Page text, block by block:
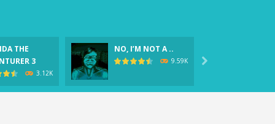
THE
3
3.12K
NO, I’M NOT A ..
9.59K 